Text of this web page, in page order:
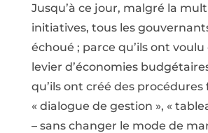
Jusqu’à ce jour, malgré la
initiatives, tous les
échoué ; parce qu’ils ont
levier d’économies
qu’ils ont créé des procédures
« dialogue de gestion », «
– sans changer le mode de